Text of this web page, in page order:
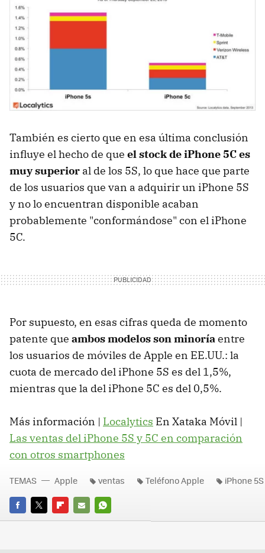
También es cierto que en esa última conclusión
influye el hecho de que el stock de iPhone 5C es
muy superior al de los 5S, lo que hace que parte
de los usuarios que van a adquirir un iPhone 5S
y no lo encuentran disponible acaban
probablemente "conformándose" con el iPhone
5C.
Por supuesto, en esas cifras queda de momento
patente que ambos modelos son minoríaentre
los usuarios de móviles de Apple en EE.UU.: la
cuota de mercado del iPhone 5S es del 1,5%,
mientras que la del iPhone 5C es del 0,5%.
Más información | Localytics En Xataka Móvil |
Las ventas del iPhone 5S y 5C en comparación
con otros smartphones
FACEBOOK
TWITTERFLIPBOARD
E-
WHATSAPP
TEMAS Apple ventas Teléfono Apple iPhone 5S